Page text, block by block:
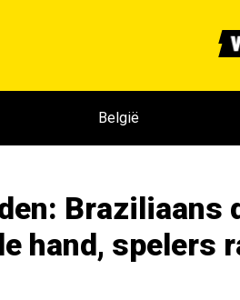
België
Braziliaans
hand, spelers